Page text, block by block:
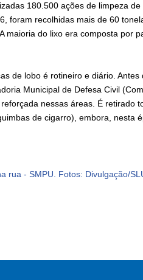
180.500 ações de limpeza
foram recolhidas mais de 60
maioria do lixo era composta por
de lobo é rotineiro e diário.
Municipal de Defesa Civil
nessas áreas. É retirado
de cigarro), embora, nesta